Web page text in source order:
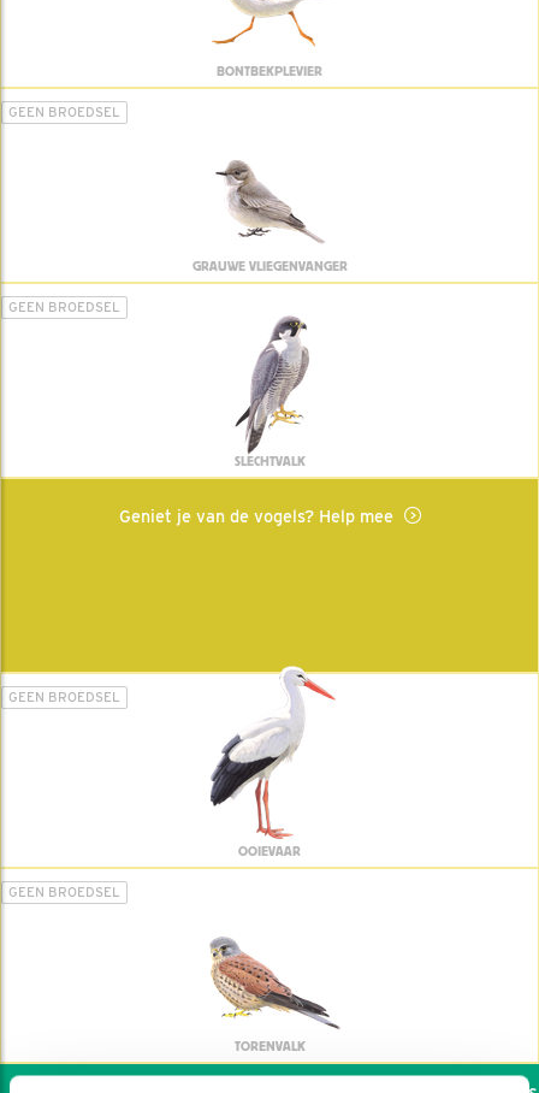
BONTBEKPLEVIER
GEEN BROEDSEL
GRAUWE VLIEGENVANGER
GEEN BROEDSEL
SLECHTVALK
Geniet je van de vogels? Help mee
GEEN BROEDSEL
OOIEVAAR
GEEN BROEDSEL
TORENVALK